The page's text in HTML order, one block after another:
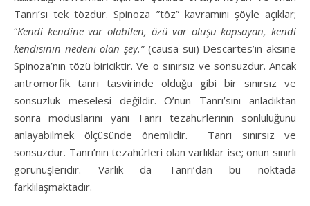
Tanrı’sı tek tözdür. Spinoza ”töz” kavramını şöyle açıklar;
“Kendi kendine var olabilen, özü var oluşu kapsayan, kendi
kendisinin nedeni olan şey.”(causa sui) Descartes’in aksine
Spinoza’nın tözü biriciktir. Ve o sınırsız ve sonsuzdur. Ancak
antromorfik tanrı tasvirinde olduğu gibi bir sınırsız ve
sonsuzluk meselesi değildir. O’nun Tanrı’sını anladıktan
sonra moduslarını yani Tanrı tezahürlerinin sonluluğunu
anlayabilmek ölçüsünde önemlidir. Tanrı sınırsız ve
sonsuzdur. Tanrı’nın tezahürleri olan varlıklar ise; onun sınırlı
görünüşleridir. Varlık da Tanrı’dan bu noktada
farklılaşmaktadır.